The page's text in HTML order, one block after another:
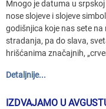
Mnogo je datuma u
nose slojeve i slojeve
godišnjica koje nas sete na
stradanja, pa do slava,
hrišćanima značajnih,
Detaljnije...
IZDVAJAMO U